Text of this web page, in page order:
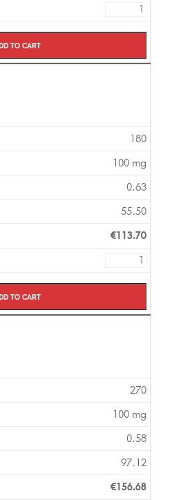
to cart
180
100 mg
0.63
55.50
€113.70
to cart
270
100 mg
0.58
97.12
€156.68